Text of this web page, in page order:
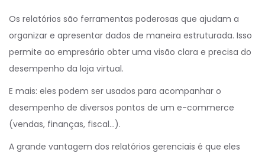
Os relatórios são ferramentas poderosas que ajudam a
organizar e apresentar dados de maneira estruturada. Isso
permite ao empresário obter uma visão clara e precisa do
desempenho da loja virtual.
E mais: eles podem ser usados para acompanhar o
desempenho de diversos pontos de um e-commerce
(vendas, finanças, fiscal…).
A grande vantagem dos relatórios gerenciais é que eles